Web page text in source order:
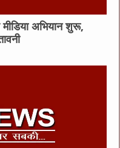
अभियान शुरू,